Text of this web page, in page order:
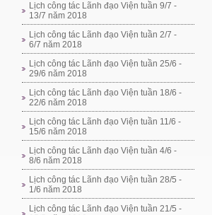
Lịch công tác Lãnh đạo Viện tuần 9/7 -
13/7 năm 2018
Lịch công tác Lãnh đạo Viện tuần 2/7 -
6/7 năm 2018
Lịch công tác Lãnh đạo Viện tuần 25/6 -
29/6 năm 2018
Lịch công tác Lãnh đạo Viện tuần 18/6 -
22/6 năm 2018
Lịch công tác Lãnh đạo Viện tuần 11/6 -
15/6 năm 2018
Lịch công tác Lãnh đạo Viện tuần 4/6 -
8/6 năm 2018
Lịch công tác Lãnh đạo Viện tuần 28/5 -
1/6 năm 2018
Lịch công tác Lãnh đạo Viện tuần 21/5 -